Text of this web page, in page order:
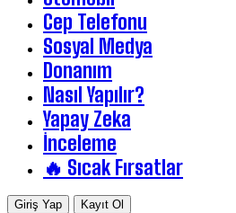
Cep Telefonu
Sosyal Medya
Donanım
Nasıl Yapılır?
Yapay Zeka
İnceleme
🔥 Sıcak Fırsatlar
Giriş Yap Kayıt Ol